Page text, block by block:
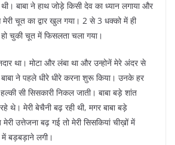
थी। बाबा ने हाथ जोड़े किसी देव का ध्यान लगाया और
मेरी चूत का द्वार खुल गया। 2 से 3 धक्को में ही
हो चुकी चूत में फिसलता चला गया।
था। मोटा और लंबा था और उन्होनें मेरे अंदर से
बाबा ने पहले धीरे धीरे करना शुरू किया। उनके हर
सी सिसकारी निकल जाती। बाबा बड़े शांत
थे। मेरी बेचैनी बढ़ रही थी, मगर बाबा बड़े
उत्तेजना बढ़ गई तो मेरी सिसकियां चीख़ों में
बड़बड़ाने लगी।